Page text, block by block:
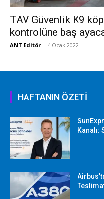
TAV Güvenlik K9
kontrolüne
ANT Editör - 4 Ocak 2022
HAFTANIN ÖZETİ
Kanalı: